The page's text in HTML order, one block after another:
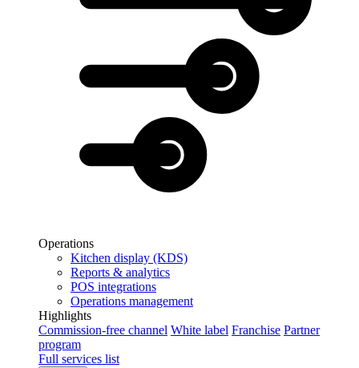
Operations
Kitchen display (KDS)
Reports & analytics
POS integrations
Operations management
Highlights
Commission-free channel White label Franchise Partner
program
Full services list